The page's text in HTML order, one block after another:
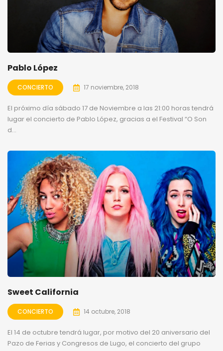
Pablo López
CONCIERTO 17 noviembre, 2018
El próximo día sábado 17 de Noviembre a las 21:00 horas tendrá
lugar el concierto de Pablo López, gracias a el Festival “O Son
d...
Sweet California
CONCIERTO 14 octubre, 2018
El 14 de octubre tendrá lugar, por motivo del 20 aniversario del
Pazo de Ferias y Congresos de Lugo, el concierto del grupo